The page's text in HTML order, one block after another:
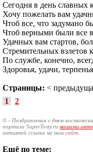
Сегодня в день славных
Хочу пожелать вам
Чтоб все, что задумано
Чтоб верными были все
Удачных вам стартов,
Стремительных взлетов
По службе, конечно,
Здоровья, удачи,
Страницы: <
1
2
© - Поздравления с днем
портала SuperTosty.ru нашими
активной ссылки на наш сайт.
Ещё по теме: